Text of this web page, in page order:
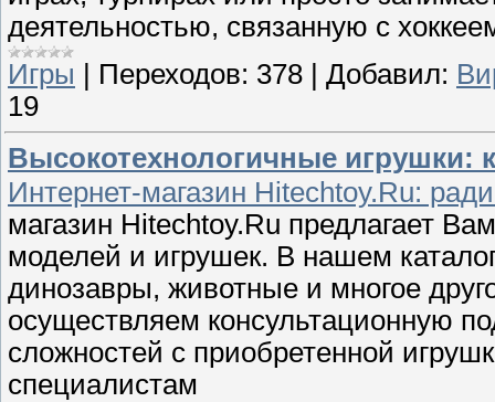
деятельностью, связанную с
Игры | Переходов: 378 | Добавил:
19
Высокотехнологичные игрушки:
Интернет-магазин Hitechtoy.Ru:
магазин Hitechtoy.Ru предлагает
моделей и игрушек. В нашем
динозавры, животные и многое
осуществляем консультационную
сложностей с приобретенной
специалистам